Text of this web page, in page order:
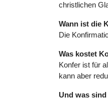
christlichen
Wann ist die
Die
Was kostet
Konfer ist für
kann aber
Und was